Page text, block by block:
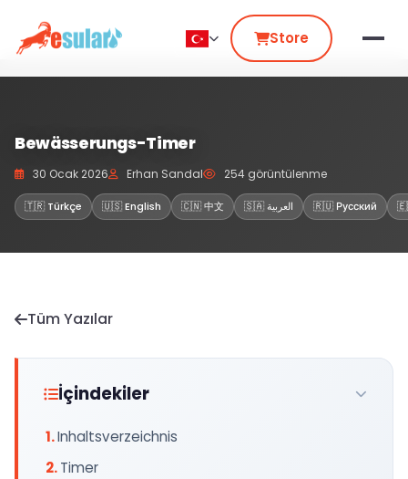
Store
Bewässerungs-Timer
30 Ocak 2026 Erhan Sandal 254 görüntülenme
🇹🇷 Türkçe 🇺🇸 English 🇨🇳 中文 🇸🇦 العربية 🇷🇺 Русский
Tüm Yazılar
İçindekiler
Inhaltsverzeichnis
Timer